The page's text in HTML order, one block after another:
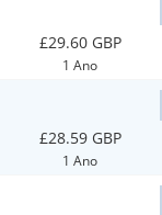
£29.60 GBP
1 Ano
£28.59 GBP
1 Ano